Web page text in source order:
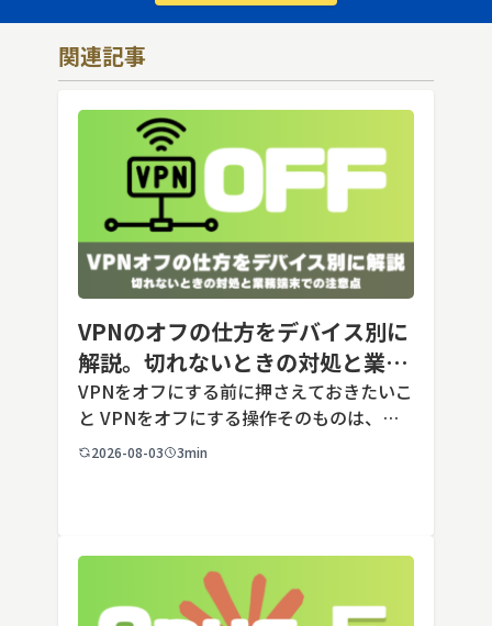
関連記事
VPNのオフの仕方をデバイス別に
解説。切れないときの対処と業務
端末での注意点
VPNをオフにする前に押さえておきたいこ
と VPNをオフにする操作そのものは、ど
の端末でも数タップから数クリックで完了
2026-08-03 3min